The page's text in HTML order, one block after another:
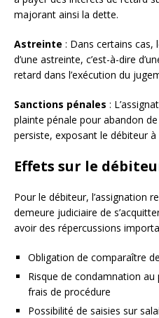
majorant ainsi la dette.
Astreinte : Dans certains cas,
d’une astreinte, c’est-à-dire
retard dans l’exécution du
Sanctions pénales :
plainte pénale pour abandon
persiste, exposant le débiteur
Effets sur le
Pour le débiteur, l’assignation
demeure judiciaire de
avoir des répercussions
Obligation de comparaître
Risque de condamnation
frais de procédure
Possibilité de saisies sur